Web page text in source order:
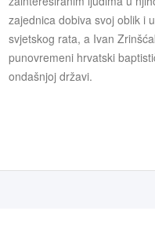
zajednica dobiva svoj oblik i
svjetskog rata, a Ivan
punovremeni hrvatski
ondašnjoj državi.